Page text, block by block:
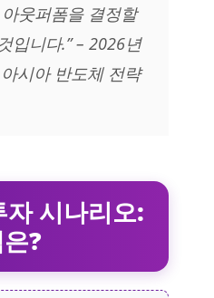
웃퍼폼을 결정할
입니다.” – 2026년
시아 반도체 전략
시나리오:
?